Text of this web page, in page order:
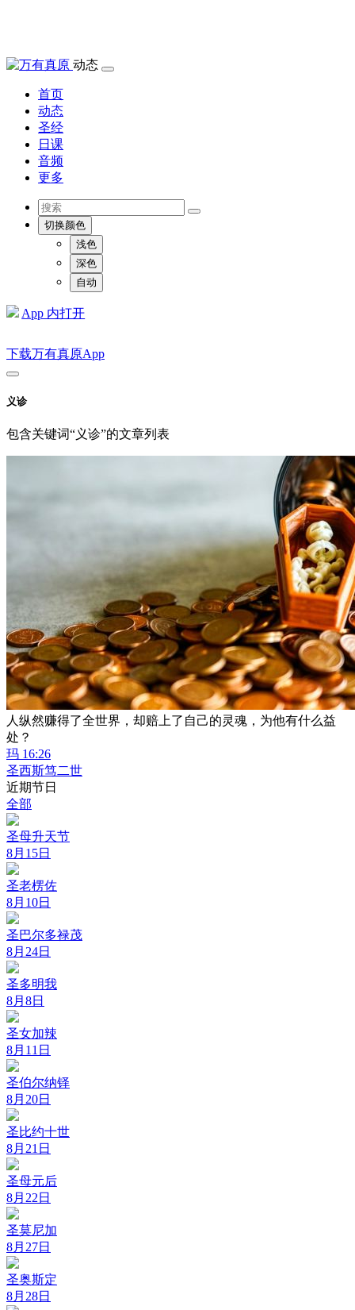
动态
首页
动态
圣经
日课
音频
更多
切换颜色
浅色
深色
自动
App 内打开
下载万有真原App
义诊
包含关键词“义诊”的文章列表
人纵然赚得了全世界，却赔上了自己的灵魂，为他有什么益
处？
玛 16:26
圣西斯笃二世
近期节日
全部
圣母升天节
8月15日
圣老楞佐
8月10日
圣巴尔多禄茂
8月24日
圣多明我
8月8日
圣女加辣
8月11日
圣伯尔纳铎
8月20日
圣比约十世
8月21日
圣母元后
8月22日
圣莫尼加
8月27日
圣奥斯定
8月28日